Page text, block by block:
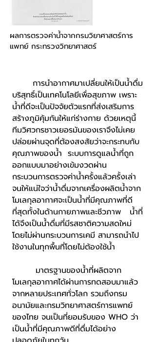
ผลการตรวจค่าน้ำจากกรมวิยาศาสตร์การ
แพทย์ กระทรวงวิทยาศาสตร์
การนำอากาศมาเปลี่ยนให้เป็นน้ำดื่ม
บริสุทธิ์เป็นเทคโนโลยีเพื่อสุขภาพ เพราะ
น้ำที่ดีจะเป็นปัจจัยตัวแรกที่ส่งเสริมการ
สร้างภูมิคุ้มกันให้แก่ร่างกาย ด้วยเหตุนี้
ทีมวิศวกรชาวเยอรมันของเราจึงไม่เคย
ปล่อยผ่านจุดที่ต้องสงสัยว่าจะกระทบกับ
คุณภาพของน้ำ ระบบการดูแลน้ำที่ถูก
ออกแบบมาอย่างเข้มงวดผ่าน
กระบวนการตรวจค่าน้ำครั้งแล้วครั้งเล่า
จนให้แน่ใจว่าน้ำดื่มจากเครื่องผลิตน้ำจาก
โมเลกุลอากาศจะเป็นน้ำที่มีคุณภาพที่ดี
ที่สุดทั้งในด้านกายภาพและชีวภาพ น้ำที่
ได้จึงเป็นน้ำดื่มที่มีรสชาติความสดใหม่
โดยไม่ผ่านกระบวนการเคมี สามารถนำไป
ใช้งานในทุกพื้นที่โดยไม่ต้องใช้น้ำ
มาตรฐานของน้ำที่ผลิตจาก
โมเลกุลอากาศได้ผ่านการทดสอบมาแล้ว
จากหลายประเทศทั่วโลก รวมถึงกรม
อนามัยและกรมวิทยาศาสตร์การแพทย์
ของไทย จนเป็นที่ยอมรับของ WHO ว่า
เป็นน้ำที่มีคุณภาพดีที่ดื่มได้อย่าง